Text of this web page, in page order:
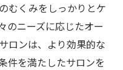
むくみをしっかりとケ
のニーズに応じたオー
ロンは、より効果的な
件を満たしたサロンを